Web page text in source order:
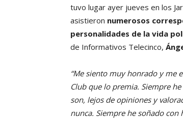
tuvo lugar ayer jueves en los
asistieron numerosos
personalidades de la vida
de Informativos Telecinco,
“Me siento muy honrado y me
Club que lo premia. Siempre
son, lejos de opiniones y
nunca. Siempre he soñado